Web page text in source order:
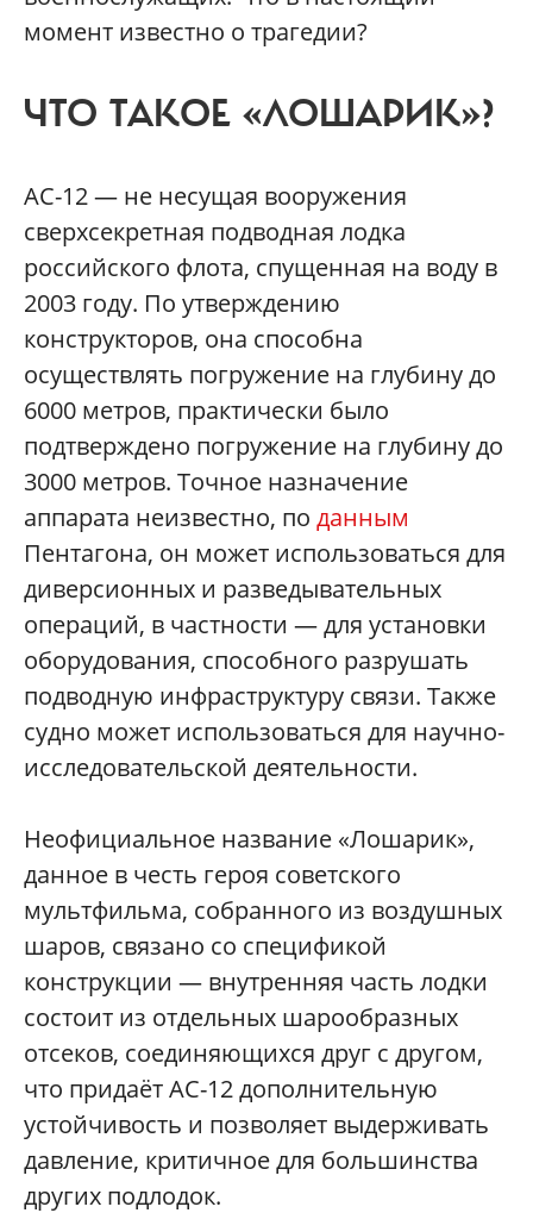
момент известно о трагедии?
ЧТО ТАКОЕ «ЛОШАРИК»?
АС-12 — не несущая вооружения
сверхсекретная подводная лодка
российского флота, спущенная на воду в
2003 году. По утверждению
конструкторов, она способна
осуществлять погружение на глубину до
6000 метров, практически было
подтверждено погружение на глубину до
3000 метров. Точное назначение
аппарата неизвестно, по данным
Пентагона, он может использоваться для
диверсионных и разведывательных
операций, в частности — для установки
оборудования, способного разрушать
подводную инфраструктуру связи. Также
судно может использоваться для научно-
исследовательской деятельности.
Неофициальное название «Лошарик»,
данное в честь героя советского
мультфильма, собранного из воздушных
шаров, связано со спецификой
конструкции — внутренняя часть лодки
состоит из отдельных шарообразных
отсеков, соединяющихся друг с другом,
что придаёт АС-12 дополнительную
устойчивость и позволяет выдерживать
давление, критичное для большинства
других подлодок.